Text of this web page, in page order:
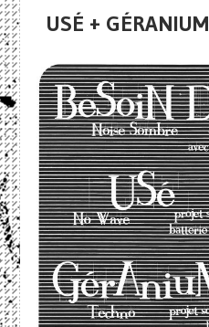
USÉ + GÉRANIUM